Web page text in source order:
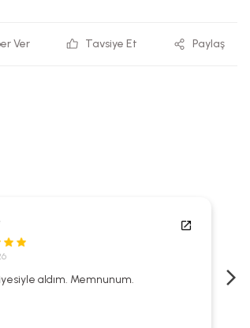
Ver Tavsiye Et Paylaş
aldım. Memnunum.